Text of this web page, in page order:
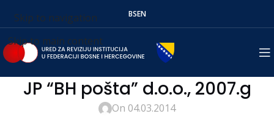
Skip to navigation
Skip to main content
BSEN
JP “BH pošta” d.o.o., 2007.g
On 04.03.2014